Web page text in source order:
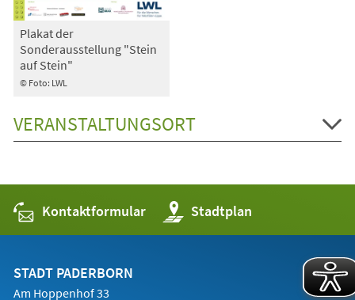
© Foto: LWL
Plakat der
Sonderausstellung "Stein
auf Stein"
VERANSTALTUNGSORT
Kontaktformular Stadtplan
(Öffnet
in
einem
STADT PADERBORN
Am Hoppenhof 33